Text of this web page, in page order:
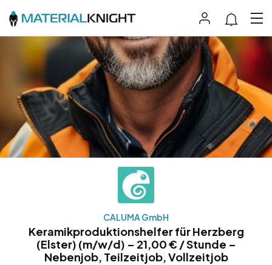
CALUMA GmbH
Keramikproduktionshelfer für Herzberg
(Elster) (m/w/d) – 21,00 € / Stunde –
Nebenjob, Teilzeitjob, Vollzeitjob